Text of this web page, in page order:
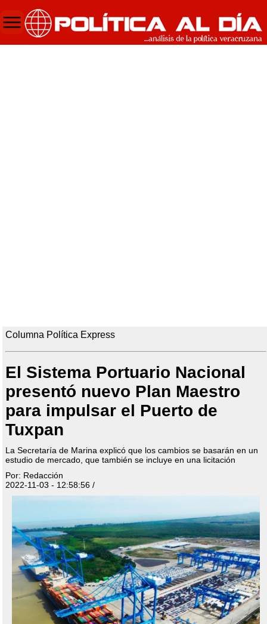
Columna Política Express
El Sistema Portuario Nacional
presentó nuevo Plan Maestro
para impulsar el Puerto de
Tuxpan
La Secretaría de Marina explicó que los cambios se basarán en un
estudio de mercado, que también se incluye en una licitación
Por: Redacción
2022-11-03 - 12:58:56 /